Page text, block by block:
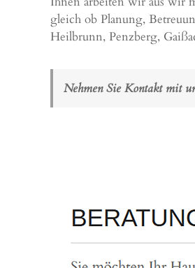
gleich ob Planung,
Heilbrunn, Penzberg,
Nehmen Sie Kontakt mit